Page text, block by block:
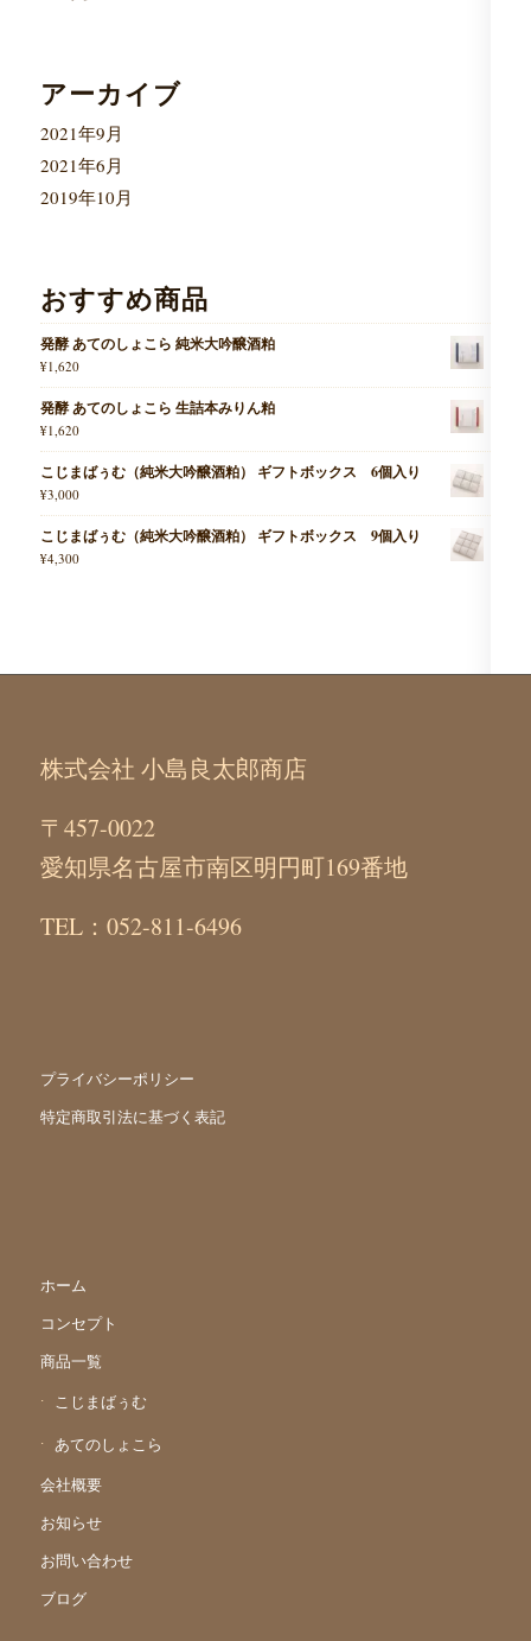
アーカイブ
2021年9月
2021年6月
2019年10月
おすすめ商品
発酵 あてのしょこら 純米大吟醸酒粕
¥1,620
発酵 あてのしょこら 生詰本みりん粕
¥1,620
こじまばぅむ（純米大吟醸酒粕） ギフトボックス 6個入り
¥3,000
こじまばぅむ（純米大吟醸酒粕） ギフトボックス 9個入り
¥4,300
株式会社 小島良太郎商店
〒457-0022
愛知県名古屋市南区明円町169番地
TEL：052-811-6496
プライバシーポリシー
特定商取引法に基づく表記
ホーム
コンセプト
商品一覧
こじまばぅむ
あてのしょこら
会社概要
お知らせ
お問い合わせ
ブログ